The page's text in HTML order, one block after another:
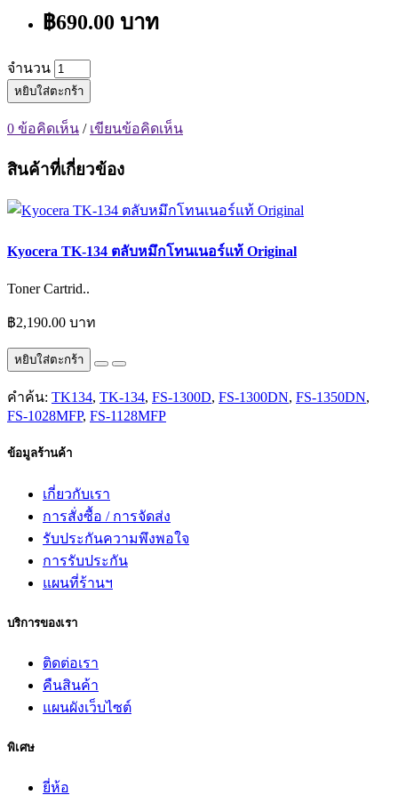
฿690.00 บาท
จำนวน
หยิบใส่ตะกร้า
0 ข้อคิดเห็น / เขียนข้อคิดเห็น
สินค้าที่เกี่ยวข้อง
Kyocera TK-134 ตลับหมึกโทนเนอร์แท้ Original
Toner Cartrid..
฿2,190.00 บาท
หยิบใส่ตะกร้า
คำค้น: TK134, TK-134, FS-1300D, FS-1300DN, FS-1350DN,
FS-1028MFP, FS-1128MFP
ข้อมูลร้านค้า
เกี่ยวกับเรา
การสั่งซื้อ / การจัดส่ง
รับประกันความพึงพอใจ
การรับประกัน
แผนที่ร้านฯ
บริการของเรา
ติดต่อเรา
คืนสินค้า
แผนผังเว็บไซต์
พิเศษ
ยี่ห้อ